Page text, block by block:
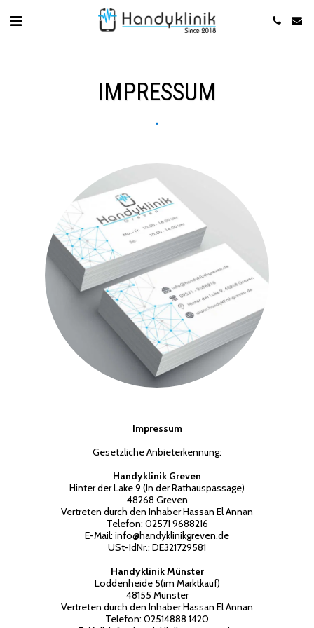
IMPRESSUM
Impressum
Gesetzliche Anbieterkennung:
Handyklinik Greven
Hinter der Lake 9 (In der Rathauspassage)
48268 Greven
Vertreten durch den Inhaber Hassan El Annan
Telefon: 02571 9688216
E-Mail: info@handyklinikgreven.de
USt-IdNr.: DE321729581
Handyklinik Münster
Loddenheide 5(im Marktkauf)
48155 Münster
Vertreten durch den Inhaber Hassan El Annan
Telefon: 02514888 1420